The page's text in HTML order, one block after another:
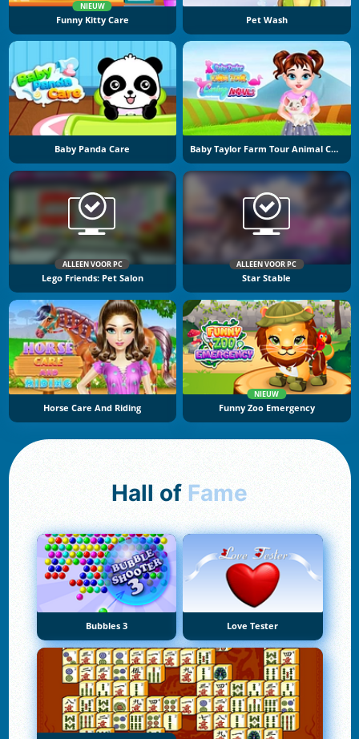
NIEUW
Funny Kitty Care Pet Wash
Baby Panda Care Baby Taylor Farm Tour Animal Caring
ALLEEN VOOR PC
Lego Friends: Pet Salon
ALLEEN VOOR PC
Star Stable
Horse Care And Riding
NIEUW
Funny Zoo Emergency
Hall of Fame
Bubbles 3 Love Tester